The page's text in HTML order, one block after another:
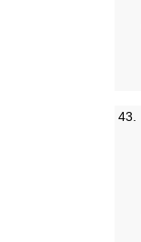
43.